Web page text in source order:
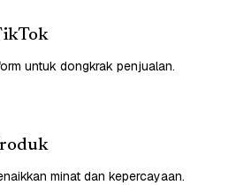
untuk dongkrak penjualan.
minat dan kepercayaan.